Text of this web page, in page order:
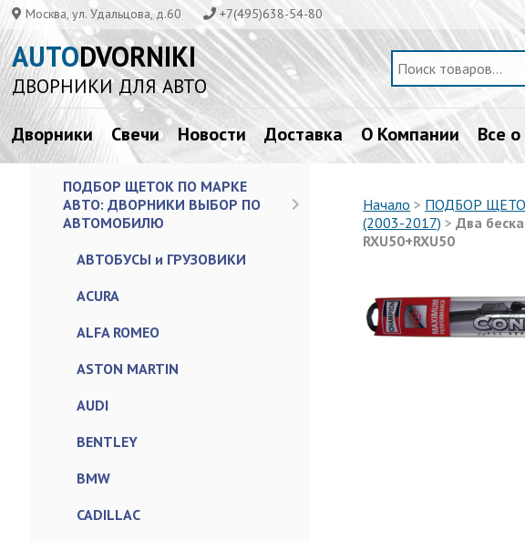
Москва, ул. Удальцова, д.60 +7(495)638-54-80
AUTODVORNIKI
ДВОРНИКИ ДЛЯ АВТО
Дворники Свечи Новости Доставка О Компании Все
ПОДБОР ЩЕТОК ПО МАРКЕ
АВТО: ДВОРНИКИ ВЫБОР ПО
АВТОМОБИЛЮ
АВТОБУСЫ и ГРУЗОВИКИ
ACURA
ALFA ROMEO
ASTON MARTIN
AUDI
BENTLEY
BMW
CADILLAC
Начало > ПОДБОР
(2003-2017) >Два
RXU50+RXU50